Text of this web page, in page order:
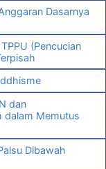
Dasarnya
(Pencucian
dan
dalam Memutus
Dibawah